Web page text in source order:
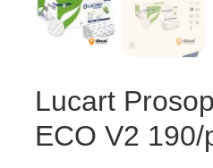
Lucart
ECO V2